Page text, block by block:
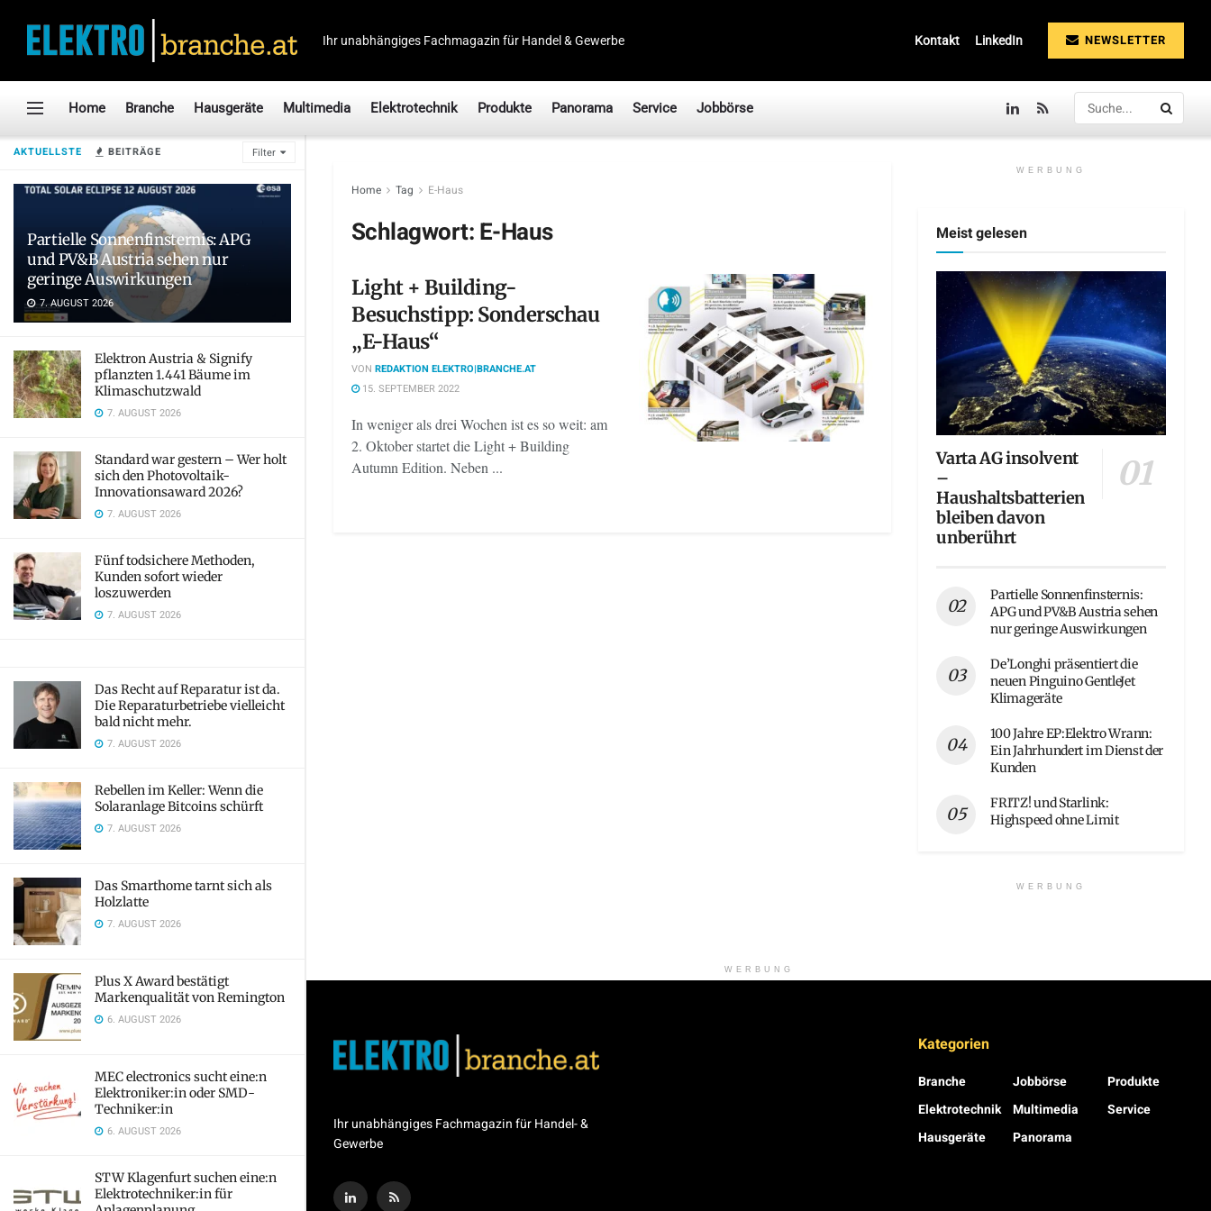
AKTUELLSTE BEITRÄGE Filter
Partielle Sonnenfinsternis: APG
und PV&B Austria sehen nur
geringe Auswirkungen
7. AUGUST 2026
Elektron Austria & Signify
pflanzten 1.441 Bäume im
Klimaschutzwald
7. AUGUST 2026
Standard war gestern – Wer holt
sich den Photovoltaik-
Innovationsaward 2026?
7. AUGUST 2026
Fünf todsichere Methoden,
Kunden sofort wieder
loszuwerden
7. AUGUST 2026
Das Recht auf Reparatur ist da.
Die Reparaturbetriebe vielleicht
bald nicht mehr.
7. AUGUST 2026
Rebellen im Keller: Wenn die
Solaranlage Bitcoins schürft
7. AUGUST 2026
Das Smarthome tarnt sich als
Holzlatte
7. AUGUST 2026
Plus X Award bestätigt
Markenqualität von Remington
6. AUGUST 2026
MEC electronics sucht eine:n
Elektroniker:in oder SMD-
Techniker:in
6. AUGUST 2026
STW Klagenfurt suchen eine:n
Elektrotechniker:in für
Ihr unabhängiges Fachmagazin für Handel & Gewerbe Kontakt LinkedIn NEWSLETTER
Home Branche Hausgeräte Multimedia Elektrotechnik Produkte Panorama Service Jobbörse
Home Tag E-Haus
Schlagwort:E-Haus
Light + Building-
Besuchstipp: Sonderschau
„E-Haus“
VON REDAKTION ELEKTRO|BRANCHE.AT
15. SEPTEMBER 2022
In weniger als drei Wochen ist es so weit: am
2. Oktober startet die Light + Building
Autumn Edition. Neben ...
WERBUNG
Meist gelesen
Varta AG insolvent
–
Haushaltsbatterien
bleiben davon
unberührt
Partielle Sonnenfinsternis:
APG und PV&B Austria sehen
nur geringe Auswirkungen
De’Longhi präsentiert die
neuen Pinguino GentleJet
Klimageräte
100 Jahre EP:Elektro Wrann:
Ein Jahrhundert im Dienst der
Kunden
FRITZ! und Starlink:
Highspeed ohne Limit
WERBUNG
WERBUNG
Ihr unabhängiges Fachmagazin für Handel- &
Gewerbe
Kategorien
Branche
Elektrotechnik
Hausgeräte
Jobbörse
Multimedia
Panorama
Produkte
Service